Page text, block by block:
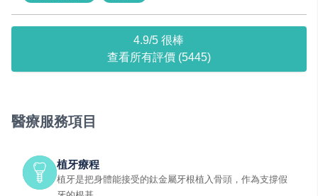
4.9/5 很棒
查看所有評價 (5445)
醫療服務項目
植牙療程
植牙是把身體能接受的鈦金屬牙根植入骨頭，作為支撐假